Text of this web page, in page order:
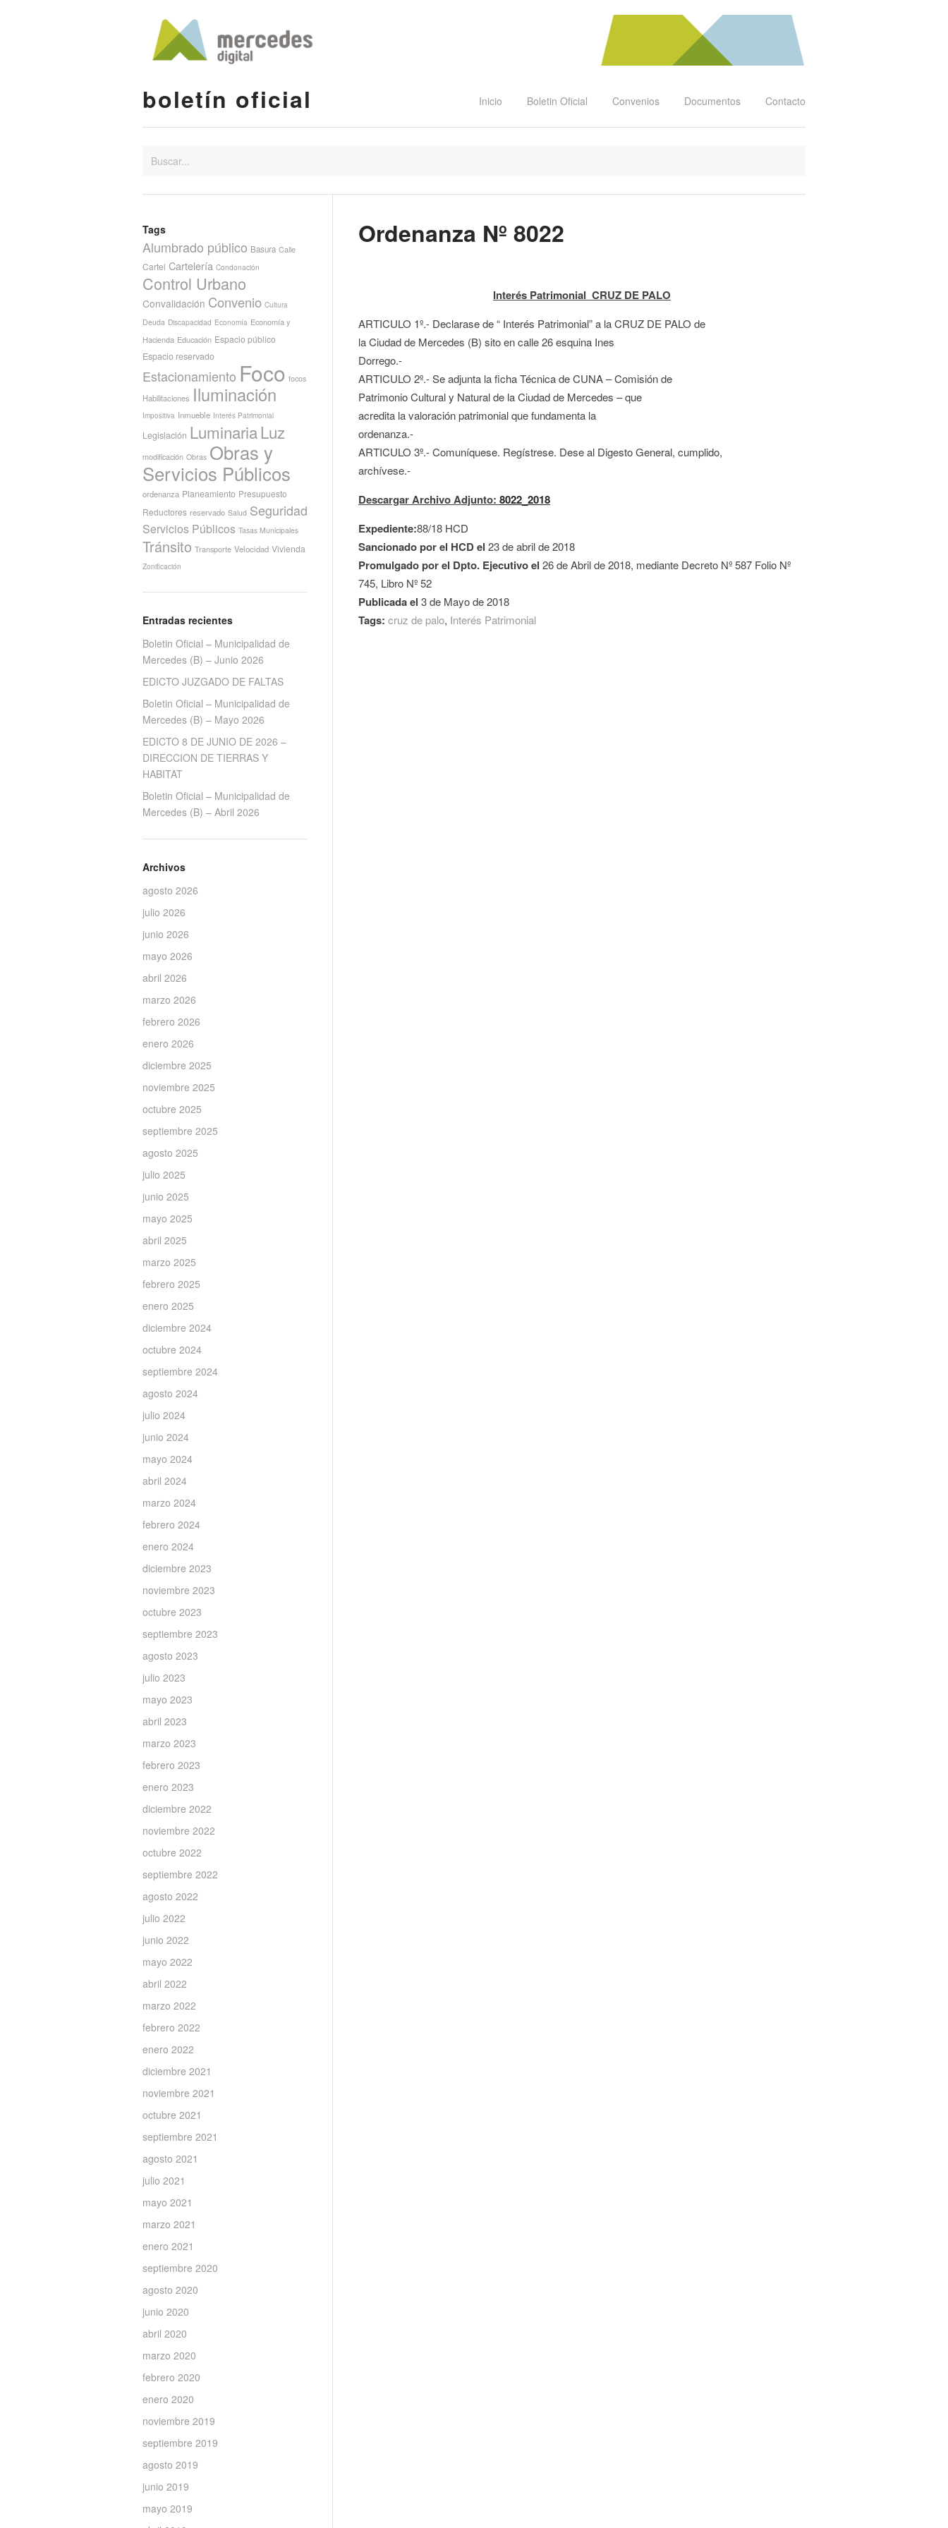
boletín oficial Inicio Boletin Oficial Convenios Documentos Contacto
Ordenanza Nº 8022
Interés Patrimonial CRUZ DE PALO
ARTICULO 1º.- Declarase de “ Interés Patrimonial” a la CRUZ DE PALO de
la Ciudad de Mercedes (B) sito en calle 26 esquina Ines
Dorrego.-
ARTICULO 2º.- Se adjunta la ficha Técnica de CUNA – Comisión de
Patrimonio Cultural y Natural de la Ciudad de Mercedes – que
acredita la valoración patrimonial que fundamenta la
ordenanza.-
ARTICULO 3º.- Comuníquese. Regístrese. Dese al Digesto General, cumplido,
archívese.-
Descargar Archivo Adjunto: 8022_2018
Expediente:88/18 HCD
Sancionado por el HCD el 23 de abril de 2018
Promulgado por el Dpto. Ejecutivo el 26 de Abril de 2018, mediante Decreto Nº 587 Folio Nº
745, Libro Nº 52
Publicada el 3 de Mayo de 2018
Tags: cruz de palo, Interés Patrimonial
Tags
Alumbrado público Basura Calle
Cartel Cartelería Condonación
Control Urbano
Convalidación Convenio Cultura
Deuda Discapacidad Economía Economía y
Hacienda Educación Espacio público
Espacio reservado
Estacionamiento Foco focos
Habilitaciones Iluminación
Impositiva Inmueble Interés Patrimonial
Legislación LuminariaLuz
modificación Obras Obras y
Servicios Públicos
ordenanza Planeamiento Presupuesto
Reductores reservado Salud Seguridad
Servicios Públicos Tasas Municipales
Tránsito Transporte Velocidad Vivienda
Zonificación
Entradas recientes
Boletin Oficial – Municipalidad de
Mercedes (B) – Junio 2026
EDICTO JUZGADO DE FALTAS
Boletin Oficial – Municipalidad de
Mercedes (B) – Mayo 2026
EDICTO 8 DE JUNIO DE 2026 –
DIRECCION DE TIERRAS Y
HABITAT
Boletin Oficial – Municipalidad de
Mercedes (B) – Abril 2026
Archivos
agosto 2026
julio 2026
junio 2026
mayo 2026
abril 2026
marzo 2026
febrero 2026
enero 2026
diciembre 2025
noviembre 2025
octubre 2025
septiembre 2025
agosto 2025
julio 2025
junio 2025
mayo 2025
abril 2025
marzo 2025
febrero 2025
enero 2025
diciembre 2024
octubre 2024
septiembre 2024
agosto 2024
julio 2024
junio 2024
mayo 2024
abril 2024
marzo 2024
febrero 2024
enero 2024
diciembre 2023
noviembre 2023
octubre 2023
septiembre 2023
agosto 2023
julio 2023
mayo 2023
abril 2023
marzo 2023
febrero 2023
enero 2023
diciembre 2022
noviembre 2022
octubre 2022
septiembre 2022
agosto 2022
julio 2022
junio 2022
mayo 2022
abril 2022
marzo 2022
febrero 2022
enero 2022
diciembre 2021
noviembre 2021
octubre 2021
septiembre 2021
agosto 2021
julio 2021
mayo 2021
marzo 2021
enero 2021
septiembre 2020
agosto 2020
junio 2020
abril 2020
marzo 2020
febrero 2020
enero 2020
noviembre 2019
septiembre 2019
agosto 2019
junio 2019
mayo 2019